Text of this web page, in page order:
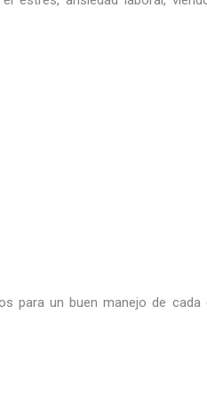
para un buen manejo de